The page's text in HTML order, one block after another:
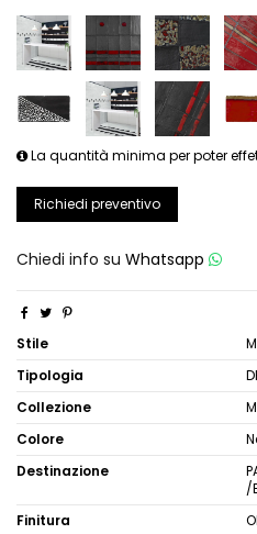
La quantità minima per poter
Richiedi preventivo
Chiedi info su Whatsapp
Stile
Tipologia
Collezione
Colore
Destinazione
/
Finitura